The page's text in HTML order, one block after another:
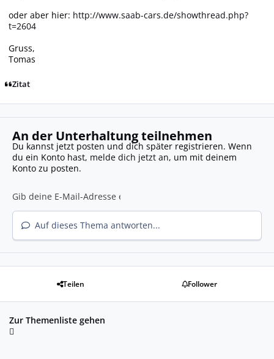
oder aber hier: http://www.saab-cars.de/showthread.php?
t=2604
Gruss,
Tomas
Zitat
An der Unterhaltung teilnehmen
Du kannst jetzt posten und dich später registrieren. Wenn
du ein Konto hast, melde dich jetzt an, um mit deinem
Konto zu posten.
Auf dieses Thema antworten...
Teilen Follower
Zur Themenliste gehen